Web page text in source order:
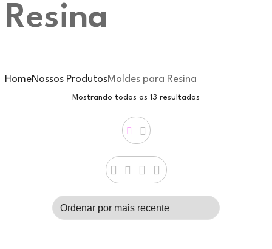
Resina
HomeNossos ProdutosMoldes para Resina
Mostrando todos os 13 resultados